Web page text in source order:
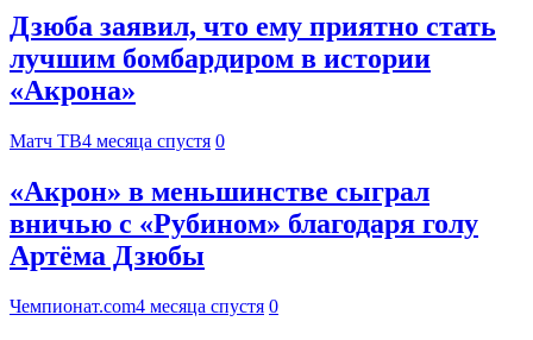
Дзюба заявил, что ему приятно стать
лучшим бомбардиром в истории
«Акрона»
Матч ТВ4 месяца спустя 0
«Акрон» в меньшинстве сыграл
вничью с «Рубином» благодаря голу
Артёма Дзюбы
Чемпионат.com4 месяца спустя 0